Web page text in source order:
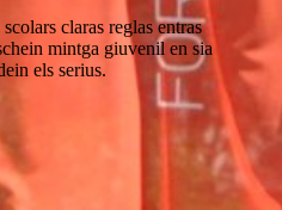
claras reglas entras
mintga giuvenil en sia
els serius.